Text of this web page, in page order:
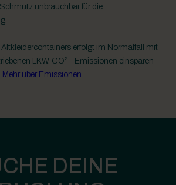
unbrauchbar für die
Altkleidercontainers erfolgt im Normalfall mit
LKW. CO² - Emissionen einsparen
Mehr über Emissionen
DEINE